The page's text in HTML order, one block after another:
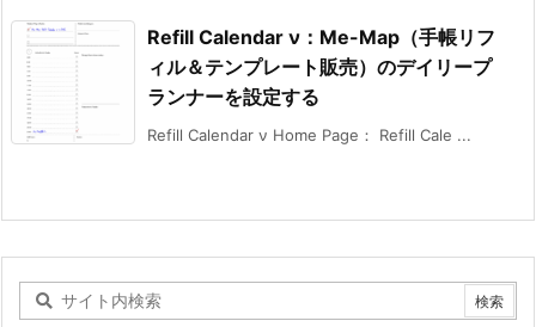
Refill Calendar ν：Me-Map（手帳リフ
ィル＆テンプレート販売）のデイリープ
ランナーを設定する
Refill Calendar ν Home Page： Refill Cale ...